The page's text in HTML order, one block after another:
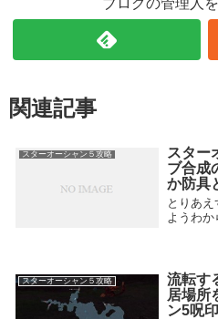
関連記事
スターオーシャン５攻略
スター
ブ合成
か防具
とりあ
ようわ
スターオーシャン５攻略
流転す
居場所
ン5呪